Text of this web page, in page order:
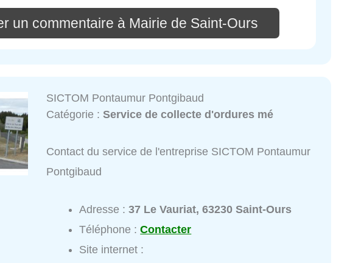
un commentaire à Mairie de Saint-Ours
SICTOM Pontaumur Pontgibaud
Catégorie :Service de collecte d'ordures mé
Contact du service de l'entreprise SICTOM Pontaumur
Pontgibaud
Adresse :37 Le Vauriat, 63230 Saint-Ours
Téléphone :Contacter
Site internet :